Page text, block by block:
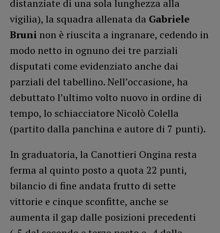
distanziate di una sola lunghezza alla
vigilia), la squadra allenata da Gabriele
Bruni non è riuscita a ingranare, cedendo in
modo netto in ognuno dei tre parziali
disputati come evidenziato anche dai
parziali del tabellino. Nell’occasione, ha
debuttato l’ultimo volto nuovo in ordine di
tempo, lo schiacciatore Nicolò Colella
(partito dalla panchina e autore di 7 punti).
In graduatoria, la Canottieri Ongina resta
ferma al quinto posto a quota 22 punti,
bilancio di fine andata frutto di sette
vittorie e cinque sconfitte, anche se
aumenta il gap dalle posizioni precedenti